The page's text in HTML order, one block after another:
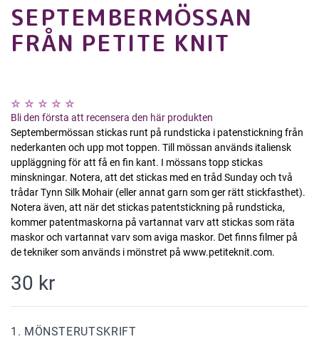
SEPTEMBERMÖSSAN
FRÅN PETITE KNIT
Bli den första att recensera den här produkten
Septembermössan stickas runt på rundsticka i patenstickning från
nederkanten och upp mot toppen. Till mössan används italiensk
uppläggning för att få en fin kant. I mössans topp stickas
minskningar. Notera, att det stickas med en tråd Sunday och två
trådar Tynn Silk Mohair (eller annat garn som ger rätt stickfasthet).
Notera även, att när det stickas patentstickning på rundsticka,
kommer patentmaskorna på vartannat varv att stickas som räta
maskor och vartannat varv som aviga maskor. Det finns filmer på
de tekniker som används i mönstret på www.petiteknit.com.
30 kr
1. MÖNSTERUTSKRIFT